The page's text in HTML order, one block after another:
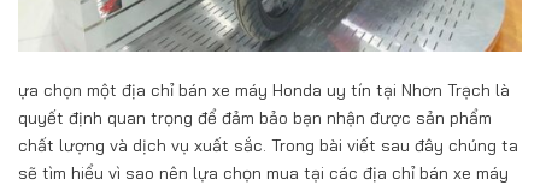
ựa chọn một địa chỉ bán xe máy Honda uy tín tại Nhơn Trạch là
quyết định quan trọng để đảm bảo bạn nhận được sản phẩm
chất lượng và dịch vụ xuất sắc. Trong bài viết sau đây chúng ta
sẽ tìm hiểu vì sao nên lựa chọn mua tại các địa chỉ bán xe máy